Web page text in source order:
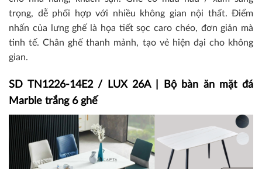
trọng, dễ phối hợp với nhiều không gian nội thất. Điểm
nhấn của lưng ghế là họa tiết sọc caro chéo, đơn giản mà
tinh tế. Chân ghế thanh mảnh, tạo vẻ hiện đại cho không
gian.
SD TN1226-14E2 / LUX 26A | Bộ bàn ăn mặt đá
Marble trắng 6 ghế